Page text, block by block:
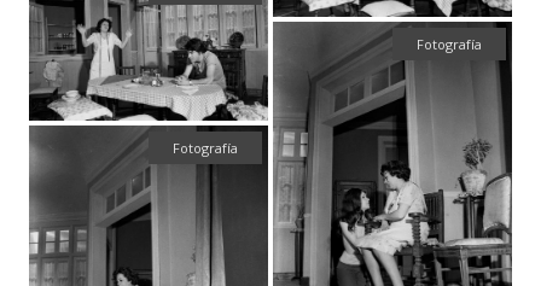
Fotografía
Fotografía